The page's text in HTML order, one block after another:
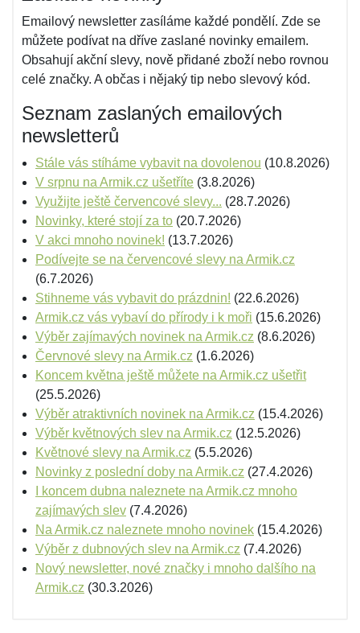
Emailový newsletter zasíláme každé pondělí. Zde se
můžete podívat na dříve zaslané novinky emailem.
Obsahují akční slevy, nově přidané zboží nebo rovnou
celé značky. A občas i nějaký tip nebo slevový kód.
Seznam zaslaných emailových
newsletterů
Stále vás stíháme vybavit na dovolenou (10.8.2026)
V srpnu na Armik.cz ušetříte (3.8.2026)
Využijte ještě červencové slevy... (28.7.2026)
Novinky, které stojí za to (20.7.2026)
V akci mnoho novinek! (13.7.2026)
Podívejte se na červencové slevy na Armik.cz
(6.7.2026)
Stihneme vás vybavit do prázdnin! (22.6.2026)
Armik.cz vás vybaví do přírody i k moři (15.6.2026)
Výběr zajímavých novinek na Armik.cz (8.6.2026)
Červnové slevy na Armik.cz (1.6.2026)
Koncem května ještě můžete na Armik.cz ušetřit
(25.5.2026)
Výběr atraktivních novinek na Armik.cz (15.4.2026)
Výběr květnových slev na Armik.cz (12.5.2026)
Květnové slevy na Armik.cz (5.5.2026)
Novinky z poslední doby na Armik.cz (27.4.2026)
I koncem dubna naleznete na Armik.cz mnoho
zajímavých slev (7.4.2026)
Na Armik.cz naleznete mnoho novinek (15.4.2026)
Výběr z dubnových slev na Armik.cz (7.4.2026)
Nový newsletter, nové značky i mnoho dalšího na
Armik.cz (30.3.2026)